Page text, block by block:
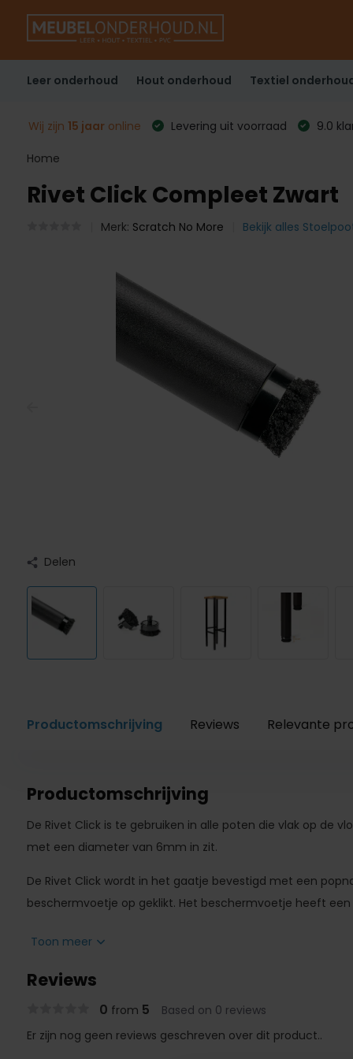
Leer onderhoud Hout onderhoud Textiel
Wij zijn 15 jaaronline Levering uit voorraad 9.0
Home
Rivet Click Compleet Zwart
Merk: Scratch No More Bekijk alles
Delen
Productomschrijving Reviews Relevante
Productomschrijving
De Rivet Click is te gebruiken in alle poten die vlak op de
met een diameter van 6mm in zit.
De Rivet Click wordt in het gaatje bevestigd met een
beschermvoetje op geklikt. Het beschermvoetje heeft
Eenmalig bevestigen in de poot
Beschermvoetje van ⌀25mm ter vervanging los na te
De beschermvoetjes hebben onderhoud nodig
Montage
Toon meer
Reviews
0 from 5 Based on 0 reviews
Er zijn nog geen reviews geschreven over dit product..